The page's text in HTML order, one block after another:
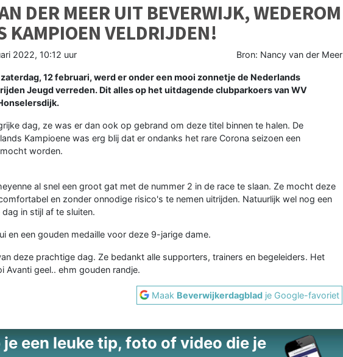
DER MEER UIT BEVERWIJK, WEDEROM
KAMPIOEN VELDRIJDEN!
2022, 10:12 uur Bron: Nancy van der Meer
12 februari, werd er onder een mooi zonnetje de Nederlands
Jeugd verreden. Dit alles op het uitdagende clubparkoers van WV
dag, ze was er dan ook op gebrand om deze titel binnen te halen. De
Kampioene was erg blij dat er ondanks het rare Corona seizoen een
worden.
al snel een groot gat met de nummer 2 in de race te slaan. Ze mocht deze
en zonder onnodige risico's te nemen uitrijden. Natuurlijk wel nog een
in stijl af te sluiten.
en een gouden medaille voor deze 9-jarige dame.
deze prachtige dag. Ze bedankt alle supporters, trainers en begeleiders. Het
Avanti geel.. ehm gouden randje.
Maak Beverwijkerdagblad je Google-favoriet
je een leuke tip, foto of video die je